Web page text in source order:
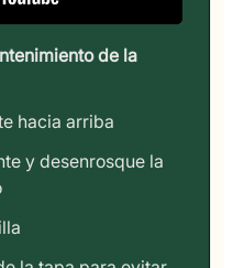
de la
hacia arriba
y desenrosque la